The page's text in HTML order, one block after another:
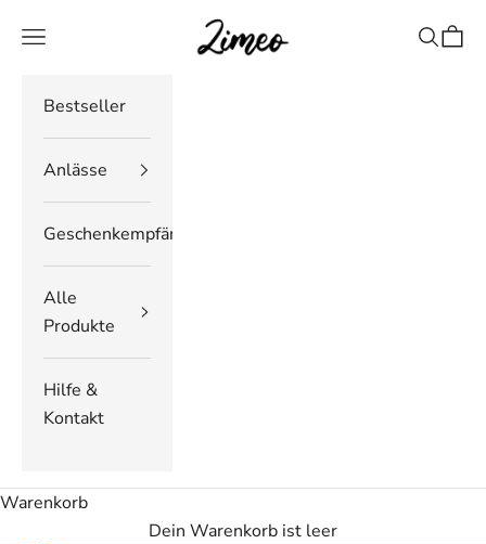
Zimeo Deutschland
Navigationsmenü öffnen Suche
Bestseller
Anlässe
Geschenkempfänger
Alle
Produkte
Hilfe &
Kontakt
Warenkorb
Dein Warenkorb ist leer